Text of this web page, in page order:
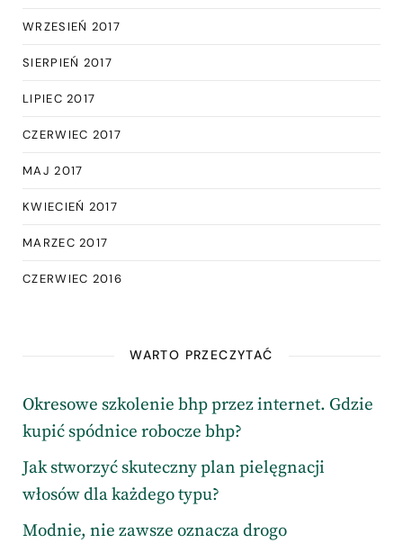
WRZESIEŃ 2017
SIERPIEŃ 2017
LIPIEC 2017
CZERWIEC 2017
MAJ 2017
KWIECIEŃ 2017
MARZEC 2017
CZERWIEC 2016
WARTO PRZECZYTAĆ
Okresowe szkolenie bhp przez internet. Gdzie
kupić spódnice robocze bhp?
Jak stworzyć skuteczny plan pielęgnacji
włosów dla każdego typu?
Modnie, nie zawsze oznacza drogo